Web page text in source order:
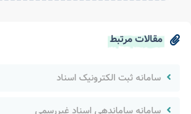
مقالات مرتبط
سامانه ثبت الکترونیک اسناد
سامانه ساماندهی اسناد غیررسمی